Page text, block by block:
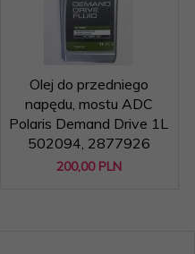
Olej do przedniego
napędu, mostu ADC
Polaris Demand Drive 1L
502094, 2877926
200,00 PLN